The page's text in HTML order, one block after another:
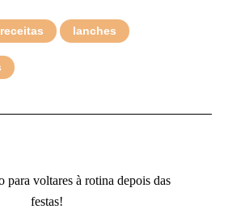
receitas lanches
para voltares à rotina depois das
festas!